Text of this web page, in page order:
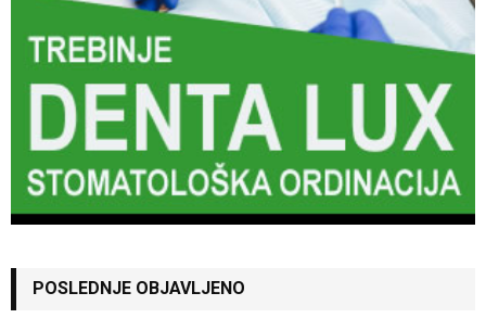
POSLEDNJE OBJAVLJENO